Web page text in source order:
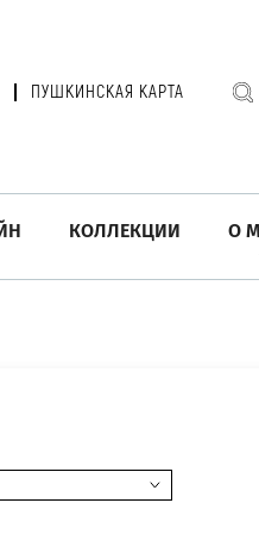
ПУШКИНСКАЯ КАРТА
КОЛЛЕКЦИИ О